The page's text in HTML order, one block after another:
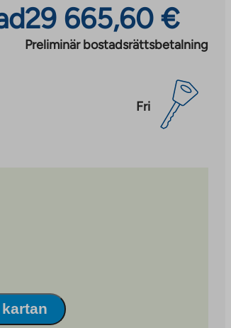
29 665,60 €
Preliminär bostadsrättsbetalning
Fri